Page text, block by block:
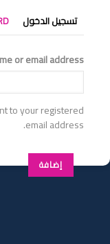
التبويبات
الأساسية
تسجيل الدخول
or email address
to your registered
email address.